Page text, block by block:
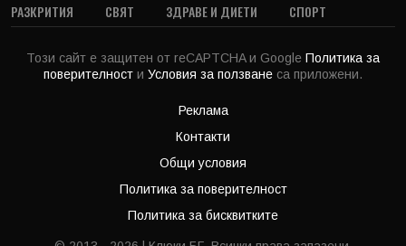
РАЗКРИТИЯ
СВЯТ ЗДРАВЕ И ДИЕТИ СПОРТ
Този сайт е защитен от reCAPTCHA и Google Политика за
поверителност и Условия за ползване са приложени.
Реклама
Контакти
Общи условия
Политика за поверителност
Политика за бисквитките